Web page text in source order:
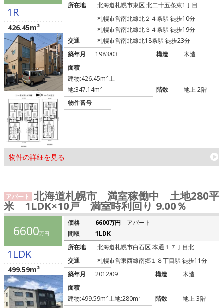
1R
426.45m²
物件の詳細を見る
所在地
北海道札幌市東区 北二十五条東1丁目
交通
札幌市営南北線北２４条駅 徒歩10分
札幌市営南北線北３４条駅 徒歩19分
札幌市営南北線北18条駅 徒歩23分
築年月
1983/03 構造
木造
面積
建物:426.45m² 土
地:347.14m²
階数
地上 2階
物件番号
アパート 北海道札幌市 満室稼働中 土地280平
米 1LDK×10戸 満室時利回り 9.00％
6600万円
1LDK
499.59m²
価格 6600万円
アパート
間取
1LDK
所在地
北海道札幌市白石区 本通１７丁目北
交通
札幌市営東西線南郷１８丁目駅 徒歩11分
築年月
2012/09 構造
木造
面積
建物:499.59m² 土地:280m²
階数
地上 3階